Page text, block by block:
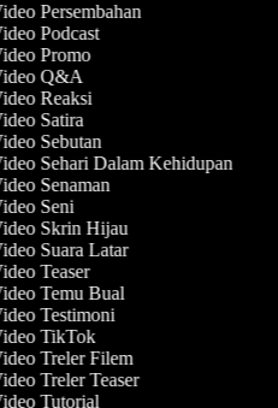
Persembahan
Podcast
Promo
Q&A
Reaksi
Satira
Sebutan
Sehari Dalam Kehidupan
Senaman
Seni
Skrin Hijau
Suara Latar
Teaser
Temu Bual
Testimoni
TikTok
Treler Filem
Treler Teaser
Tutorial